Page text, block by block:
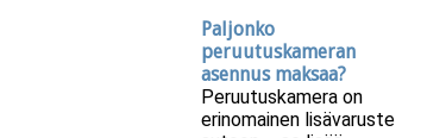
Paljonko
peruutuskameran
asennus maksaa?
Peruutuskamera on
erinomainen lisävaruste